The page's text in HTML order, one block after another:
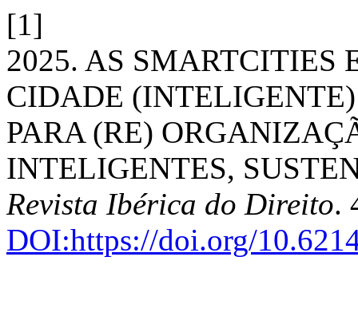
[1]
2025. AS SMARTCITIES
CIDADE
PARA (RE)
INTELIGENTES,
Revista Ibérica do Direito.
DOI:https://doi.org/